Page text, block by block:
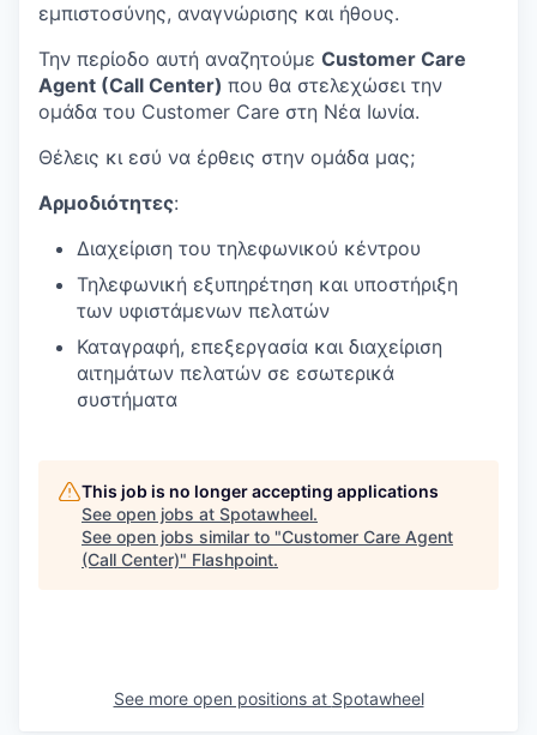
εμπιστοσύνης, αναγνώρισης και ήθους.
Την περίοδο αυτή αναζητούμε Customer Care
Agent (Call Center) που θα στελεχώσει την
ομάδα του Customer Care στη Νέα Ιωνία.
Θέλεις κι εσύ να έρθεις στην ομάδα μας;
Αρμοδιότητες:
Διαχείριση του τηλεφωνικού κέντρου
Τηλεφωνική εξυπηρέτηση και υποστήριξη
των υφιστάμενων πελατών
Καταγραφή, επεξεργασία και διαχείριση
αιτημάτων πελατών σε εσωτερικά
συστήματα
This job is no longer accepting applications
See open jobs at Spotawheel.
See open jobs similar to "Customer Care Agent
(Call Center)" Flashpoint.
See more open positions at Spotawheel